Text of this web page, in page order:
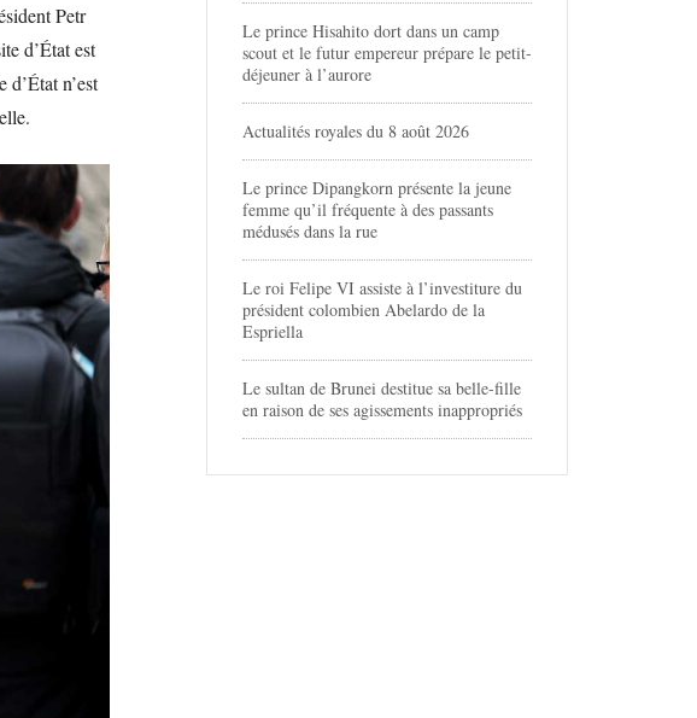
Petr
d’État est
n’est
Le prince Hisahito dort dans un camp
scout et le futur empereur prépare le petit-
déjeuner à l’aurore
Actualités royales du 8 août 2026
Le prince Dipangkorn présente la jeune
femme qu’il fréquente à des passants
médusés dans la rue
Le roi Felipe VI assiste à l’investiture du
président colombien Abelardo de la
Espriella
Le sultan de Brunei destitue sa belle-fille
en raison de ses agissements inappropriés